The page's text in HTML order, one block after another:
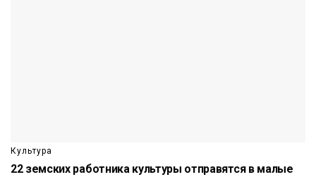
Культура
22 земских работника культуры отправятся в малые